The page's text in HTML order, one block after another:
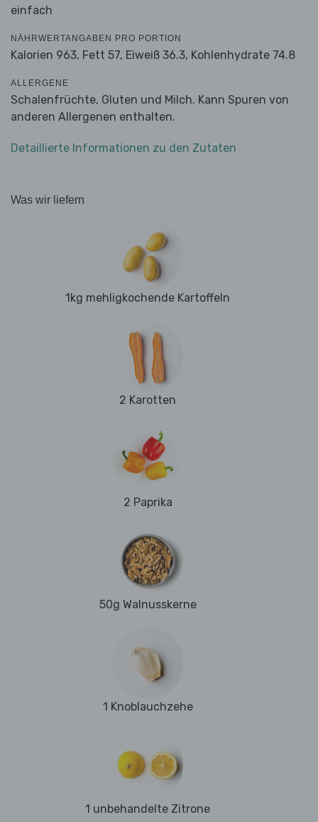
einfach
NÄHRWERTANGABEN PRO PORTION
Kalorien 963, Fett 57, Eiweiß 36.3, Kohlenhydrate 74.8
ALLERGENE
Schalenfrüchte, Gluten und Milch. Kann Spuren von
anderen Allergenen enthalten.
Detaillierte Informationen zu den Zutaten
Was wir liefern
1kg mehligkochende Kartoffeln
2 Karotten
2 Paprika
50g Walnusskerne
1 Knoblauchzehe
1 unbehandelte Zitrone